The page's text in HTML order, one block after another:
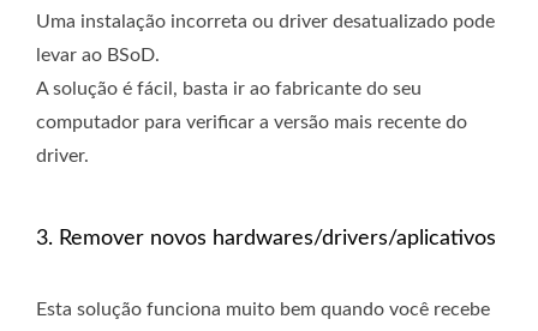
Uma instalação incorreta ou driver desatualizado pode
levar ao BSoD.
A solução é fácil, basta ir ao fabricante do seu
computador para verificar a versão mais recente do
driver.
3. Remover novos hardwares/drivers/aplicativos
Esta solução funciona muito bem quando você recebe